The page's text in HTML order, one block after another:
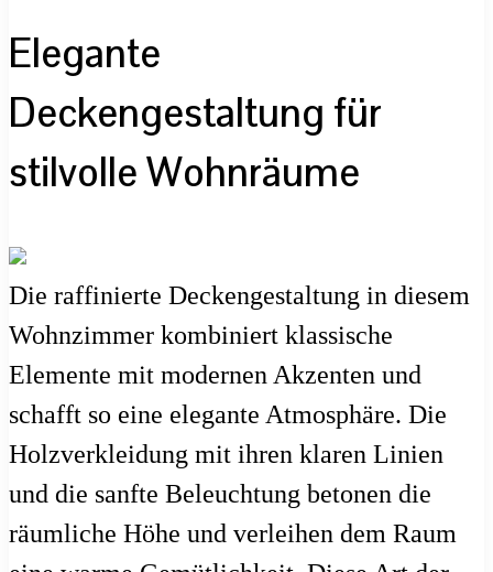
Elegante
Deckengestaltung für
stilvolle Wohnräume
Die raffinierte Deckengestaltung in diesem
Wohnzimmer kombiniert klassische
Elemente mit modernen Akzenten und
schafft so eine elegante Atmosphäre. Die
Holzverkleidung mit ihren klaren Linien
und die sanfte Beleuchtung betonen die
räumliche Höhe und verleihen dem Raum